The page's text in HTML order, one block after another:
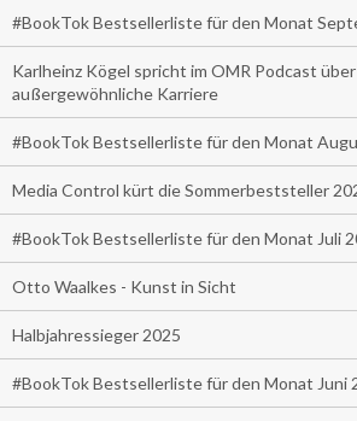
#BookTok Bestsellerliste für den Monat
Karlheinz Kögel spricht im OMR Podcast
außergewöhnliche Karriere
#BookTok Bestsellerliste für den Monat
Media Control kürt die Sommerbeststeller
#BookTok Bestsellerliste für den Monat Juli
Otto Waalkes - Kunst in Sicht
Halbjahressieger 2025
#BookTok Bestsellerliste für den Monat Juni